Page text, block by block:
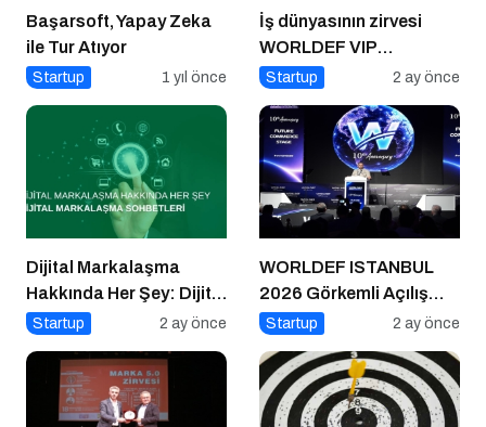
Başarsoft, Yapay Zeka
ile Tur Atıyor
Startup 1 yıl önce
İş dünyasının zirvesi
WORLDEF VIP
Connect’te buluştu
Startup 2 ay önce
Dijital Markalaşma
Hakkında Her Şey: Dijital
Markalaşma Sohbetleri
Startup 2 ay önce
WORLDEF ISTANBUL
2026 Görkemli Açılış
Töreniyle Başladı
Startup 2 ay önce